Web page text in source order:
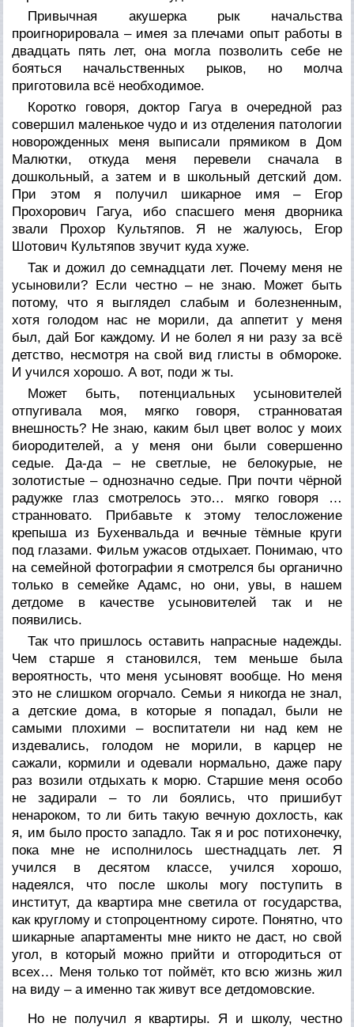
Привычная акушерка рык начальства
проигнорировала – имея за плечами опыт работы в
двадцать пять лет, она могла позволить себе не
бояться начальственных рыков, но молча
приготовила всё необходимое.
Коротко говоря, доктор Гагуа в очередной раз
совершил маленькое чудо и из отделения патологии
новорожденных меня выписали прямиком в Дом
Малютки, откуда меня перевели сначала в
дошкольный, а затем и в школьный детский дом.
При этом я получил шикарное имя – Егор
Прохорович Гагуа, ибо спасшего меня дворника
звали Прохор Культяпов. Я не жалуюсь, Егор
Шотович Культяпов звучит куда хуже.
Так и дожил до семнадцати лет. Почему меня не
усыновили? Если честно – не знаю. Может быть
потому, что я выглядел слабым и болезненным,
хотя голодом нас не морили, да аппетит у меня
был, дай Бог каждому. И не болел я ни разу за всё
детство, несмотря на свой вид глисты в обмороке.
И учился хорошо. А вот, поди ж ты.
Может быть, потенциальных усыновителей
отпугивала моя, мягко говоря, странноватая
внешность? Не знаю, каким был цвет волос у моих
биородителей, а у меня они были совершенно
седые. Да-да – не светлые, не белокурые, не
золотистые – однозначно седые. При почти чёрной
радужке глаз смотрелось это… мягко говоря …
странновато. Прибавьте к этому телосложение
крепыша из Бухенвальда и вечные тёмные круги
под глазами. Фильм ужасов отдыхает. Понимаю, что
на семейной фотографии я смотрелся бы органично
только в семейке Адамс, но они, увы, в нашем
детдоме в качестве усыновителей так и не
появились.
Так что пришлось оставить напрасные надежды.
Чем старше я становился, тем меньше была
вероятность, что меня усыновят вообще. Но меня
это не слишком огорчало. Семьи я никогда не знал,
а детские дома, в которые я попадал, были не
самыми плохими – воспитатели ни над кем не
издевались, голодом не морили, в карцер не
сажали, кормили и одевали нормально, даже пару
раз возили отдыхать к морю. Старшие меня особо
не задирали – то ли боялись, что пришибут
ненароком, то ли бить такую вечную дохлость, как
я, им было просто западло. Так я и рос потихонечку,
пока мне не исполнилось шестнадцать лет. Я
учился в десятом классе, учился хорошо,
надеялся, что после школы могу поступить в
институт, да квартира мне светила от государства,
как круглому и стопроцентному сироте. Понятно, что
шикарные апартаменты мне никто не даст, но свой
угол, в который можно прийти и отгородиться от
всех… Меня только тот поймёт, кто всю жизнь жил
на виду – а именно так живут все детдомовские.
Но не получил я квартиры. Я и школу, честно